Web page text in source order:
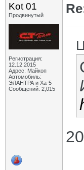
Kot 01
Продвинутый
Регистрация:
12.12.2015
Адрес: Майкоп
Автомобиль:
ЭЛАНТРА и Ха-5
Сообщений: 2,015